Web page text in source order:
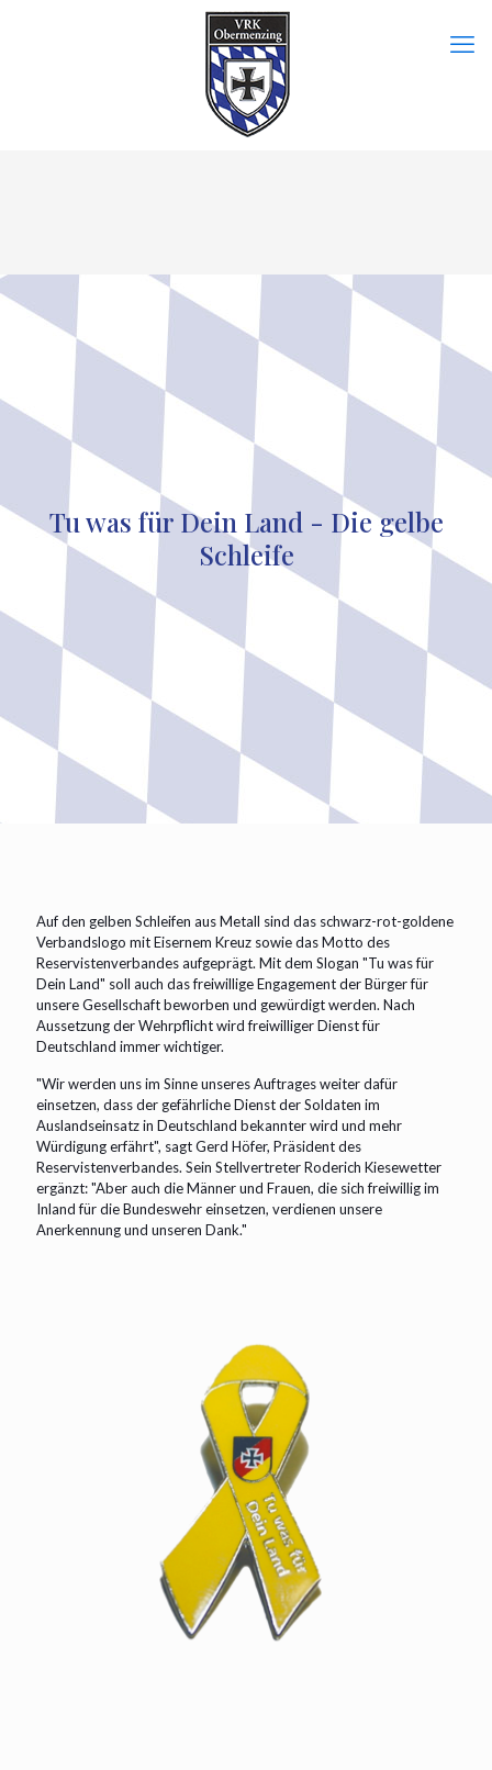
Tu was für Dein Land - Die gelbe
Schleife
Auf den gelben Schleifen aus Metall sind das schwarz-rot-goldene
Verbandslogo mit Eisernem Kreuz sowie das Motto des
Reservistenverbandes aufgeprägt. Mit dem Slogan "Tu was für
Dein Land" soll auch das freiwillige Engagement der Bürger für
unsere Gesellschaft beworben und gewürdigt werden. Nach
Aussetzung der Wehrpflicht wird freiwilliger Dienst für
Deutschland immer wichtiger.
"Wir werden uns im Sinne unseres Auftrages weiter dafür
einsetzen, dass der gefährliche Dienst der Soldaten im
Auslandseinsatz in Deutschland bekannter wird und mehr
Würdigung erfährt", sagt Gerd Höfer, Präsident des
Reservistenverbandes. Sein Stellvertreter Roderich Kiesewetter
ergänzt: "Aber auch die Männer und Frauen, die sich freiwillig im
Inland für die Bundeswehr einsetzen, verdienen unsere
Anerkennung und unseren Dank."